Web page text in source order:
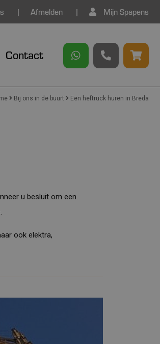
Afmelden Mijn Spapens
Contact
Bij ons in de buurt Een heftruck huren in Breda
u besluit om een
ook elektra,